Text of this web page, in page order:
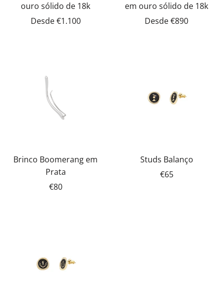
ouro sólido de 18k
Desde€1.100
em ouro sólido de 18k
Desde€890
Brinco Boomerang em
Prata
€80
Studs Balanço
€65